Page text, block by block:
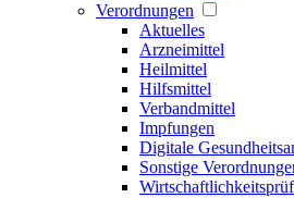
Verordnungen
Aktuelles
Arzneimittel
Heilmittel
Hilfsmittel
Verbandmittel
Impfungen
Digitale
Sonstige